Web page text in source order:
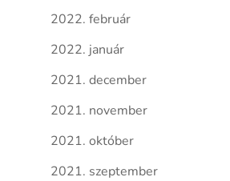
2022. február
2022. január
2021. december
2021. november
2021. október
2021. szeptember